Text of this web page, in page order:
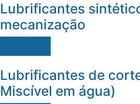
Lubrificantes
mecanização
Lubrificantes de
Miscível em água)